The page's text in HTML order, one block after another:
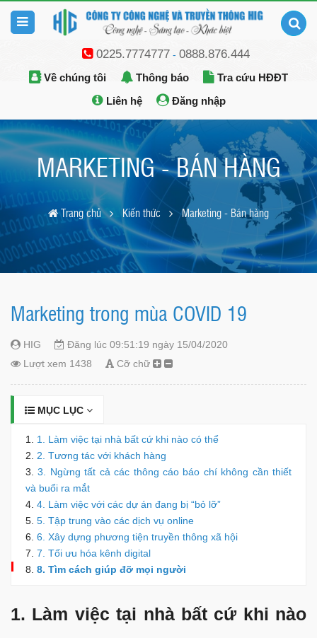
0225.7774777- 0888.876.444
Về chúng tôi Thông báo
Tra cứu HĐĐT
Liên hệ
Đăng nhập
MARKETING - BÁN HÀNG
Trang chủ Kiến thức Marketing - Bán hàng
Marketing trong mùa COVID 19
HIG
Đăng lúc 09:51:19 ngày 15/04/2020
Lượt xem 1438
Cỡ chữ
MỤC LỤC
1. Làm việc tại nhà bất cứ khi nào có thể
2. Tương tác với khách hàng
3. Ngừng tất cả các thông cáo báo chí không cần thiết
và buổi ra mắt
4. Làm việc với các dự án đang bị “bỏ lỡ”
5. Tập trung vào các dịch vụ online
6. Xây dựng phương tiện truyền thông xã hội
7. Tối ưu hóa kênh digital
8. Tìm cách giúp đỡ mọi người
1. Làm việc tại nhà bất cứ khi nào